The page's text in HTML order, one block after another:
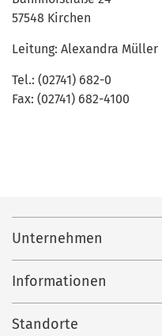
57548 Kirchen
Leitung: Alexandra Müller
Tel.: (02741) 682-0
Fax: (02741) 682-4100
Unternehmen
Informationen
Standorte